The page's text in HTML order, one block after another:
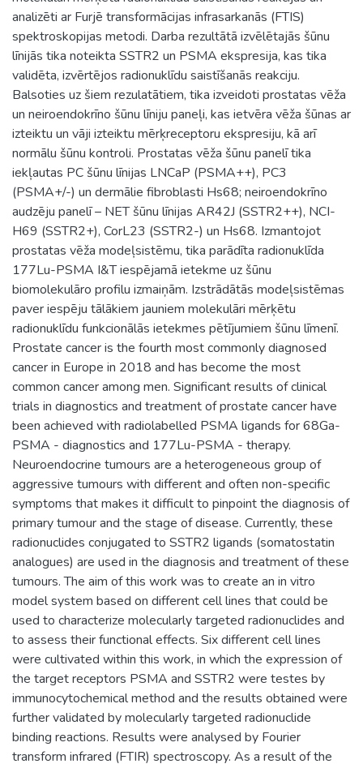
analizēti ar Furjē transformācijas infrasarkanās (FTIS)
spektroskopijas metodi. Darba rezultātā izvēlētajās šūnu
līnijās tika noteikta SSTR2 un PSMA ekspresija, kas tika
validēta, izvērtējos radionuklīdu saistīšanās reakciju.
Balsoties uz šiem rezulatātiem, tika izveidoti prostatas vēža
un neiroendokrīno šūnu līniju paneļi, kas ietvēra vēža šūnas ar
izteiktu un vāji izteiktu mērķreceptoru ekspresiju, kā arī
normālu šūnu kontroli. Prostatas vēža šūnu panelī tika
iekļautas PC šūnu līnijas LNCaP (PSMA++), PC3
(PSMA+/-) un dermālie fibroblasti Hs68; neiroendokrīno
audzēju panelī – NET šūnu līnijas AR42J (SSTR2++), NCI-
H69 (SSTR2+), CorL23 (SSTR2-) un Hs68. Izmantojot
prostatas vēža modeļsistēmu, tika parādīta radionuklīda
177Lu-PSMA I&T iespējamā ietekme uz šūnu
biomolekulāro profilu izmaiņām. Izstrādātās modeļsistēmas
paver iespēju tālākiem jauniem molekulāri mērķētu
radionuklīdu funkcionālās ietekmes pētījumiem šūnu līmenī.
Prostate cancer is the fourth most commonly diagnosed
cancer in Europe in 2018 and has become the most
common cancer among men. Significant results of clinical
trials in diagnostics and treatment of prostate cancer have
been achieved with radiolabelled PSMA ligands for 68Ga-
PSMA - diagnostics and 177Lu-PSMA - therapy.
Neuroendocrine tumours are a heterogeneous group of
aggressive tumours with different and often non-specific
symptoms that makes it difficult to pinpoint the diagnosis of
primary tumour and the stage of disease. Currently, these
radionuclides conjugated to SSTR2 ligands (somatostatin
analogues) are used in the diagnosis and treatment of these
tumours. The aim of this work was to create an in vitro
model system based on different cell lines that could be
used to characterize molecularly targeted radionuclides and
to assess their functional effects. Six different cell lines
were cultivated within this work, in which the expression of
the target receptors PSMA and SSTR2 were testes by
immunocytochemical method and the results obtained were
further validated by molecularly targeted radionuclide
binding reactions. Results were analysed by Fourier
transform infrared (FTIR) spectroscopy. As a result of the